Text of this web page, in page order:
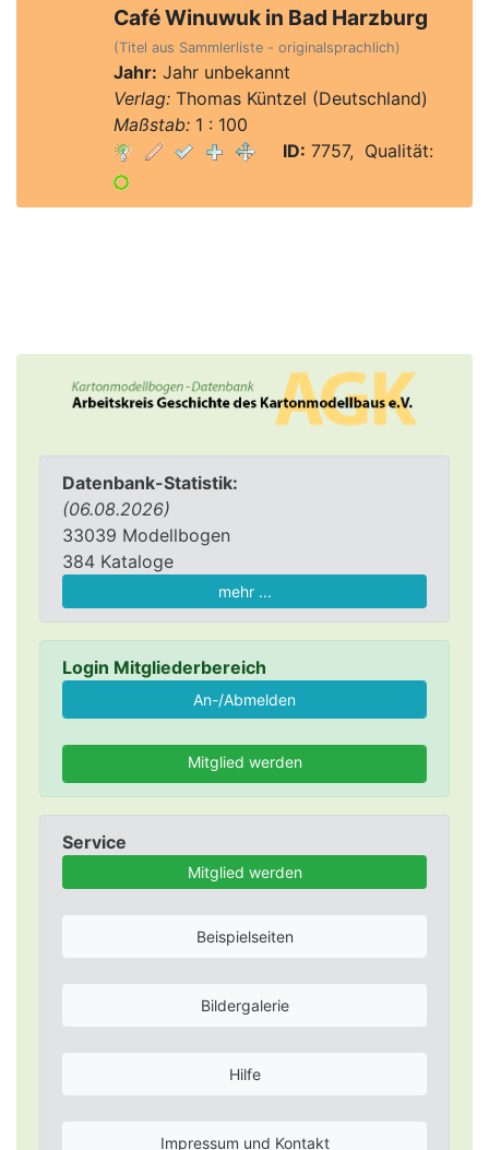
Datenbank-Statistik:
(06.08.2026)
33039 Modellbogen
384 Kataloge
mehr ...
Login Mitgliederbereich
Mitglied werden
Service
Mitglied werden
Beispielseiten
Bildergalerie
Hilfe
Impressum und Kontakt
Café Winuwuk in Bad Harzburg
(Titel aus Sammlerliste - originalsprachlich)
Jahr: Jahr unbekannt
Verlag:Thomas Küntzel (Deutschland)
Maßstab:1 : 100
ID: 7757, Qualität: